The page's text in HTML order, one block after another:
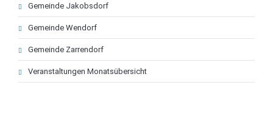
Gemeinde Jakobsdorf
Gemeinde Wendorf
Gemeinde Zarrendorf
Veranstaltungen Monatsübersicht